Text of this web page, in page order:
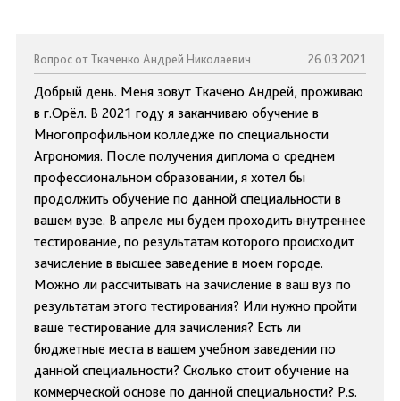
Вопрос от Ткаченко Андрей Николаевич 26.03.2021
Добрый день. Меня зовут Ткачено Андрей, проживаю
в г.Орёл. В 2021 году я заканчиваю обучение в
Многопрофильном колледже по специальности
Агрономия. После получения диплома о среднем
профессиональном образовании, я хотел бы
продолжить обучение по данной специальности в
вашем вузе. В апреле мы будем проходить внутреннее
тестирование, по результатам которого происходит
зачисление в высшее заведение в моем городе.
Можно ли рассчитывать на зачисление в ваш вуз по
результатам этого тестирования? Или нужно пройти
ваше тестирование для зачисления? Есть ли
бюджетные места в вашем учебном заведении по
данной специальности? Сколько стоит обучение на
коммерческой основе по данной специальности? P.s.